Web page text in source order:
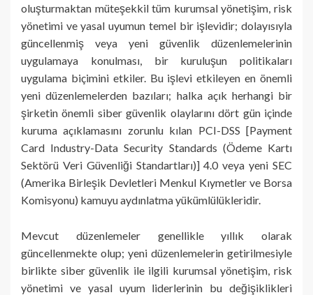
oluşturmaktan müteşekkil tüm kurumsal yönetişim, risk
yönetimi ve yasal uyumun temel bir işlevidir; dolayısıyla
güncellenmiş veya yeni güvenlik düzenlemelerinin
uygulamaya konulması, bir kuruluşun politikaları
uygulama biçimini etkiler. Bu işlevi etkileyen en önemli
yeni düzenlemelerden bazıları; halka açık herhangi bir
şirketin önemli siber güvenlik olaylarını dört gün içinde
kuruma açıklamasını zorunlu kılan PCI-DSS [Payment
Card Industry-Data Security Standards (Ödeme Kartı
Sektörü Veri Güvenliği Standartları)] 4.0 veya yeni SEC
(Amerika Birleşik Devletleri Menkul Kıymetler ve Borsa
Komisyonu) kamuyu aydınlatma yükümlülükleridir.
Mevcut düzenlemeler genellikle yıllık olarak
güncellenmekte olup; yeni düzenlemelerin getirilmesiyle
birlikte siber güvenlik ile ilgili kurumsal yönetişim, risk
yönetimi ve yasal uyum liderlerinin bu değişiklikleri